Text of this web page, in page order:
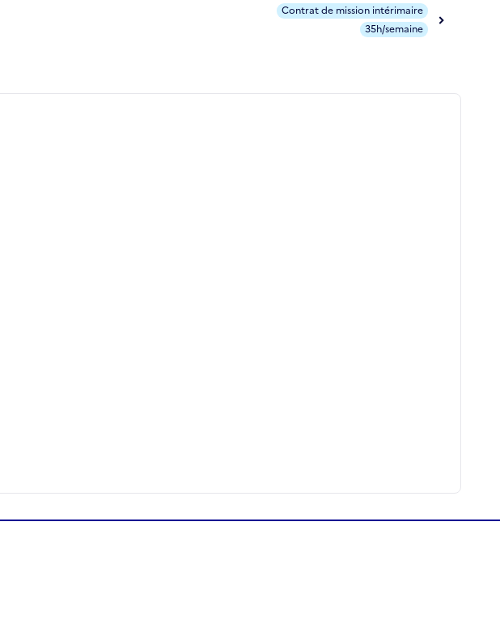
Contrat de mission intérimaire
35h/semaine